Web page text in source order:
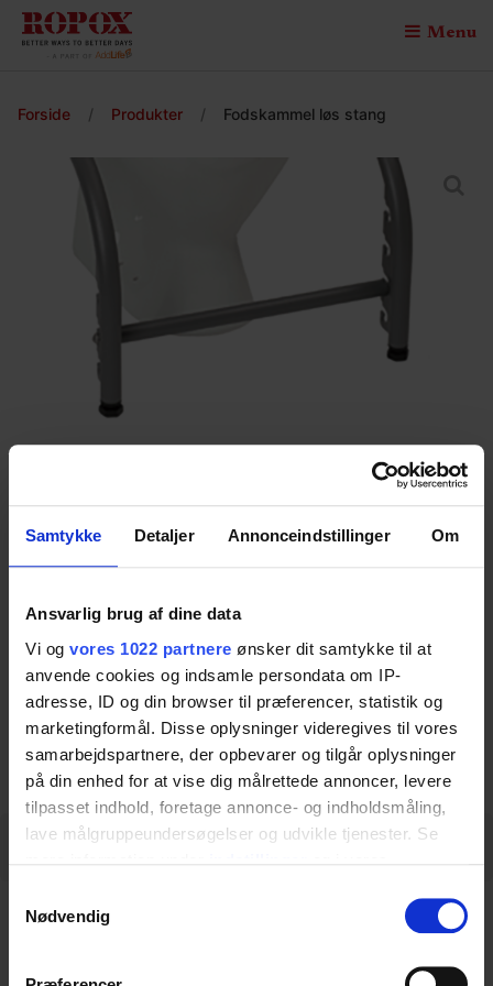
Samtykke Detaljer Annonceindstillinger Om
Ansvarlig brug af dine data
Vi og vores 1022 partnere ønsker dit samtykke til at
anvende cookies og indsamle persondata om IP-
adresse, ID og din browser til præferencer, statistik og
marketingformål. Disse oplysninger videregives til vores
samarbejdspartnere, der opbevarer og tilgår oplysninger
på din enhed for at vise dig målrettede annoncer, levere
tilpasset indhold, foretage annonce- og indholdsmåling,
lave målgruppeundersøgelser og udvikle tjenester. Se
tilbage eller ændre indstillinger fra vores
"Cookiedeklaration", eller ved at trykke på "Privacy
Nødvendig
Menu
Forside / Produkter / Fodskammel løs stang
Fodskammel løs stang
Vare nr.:35-00022
Download dataark
Specifikationer
Specifikationer